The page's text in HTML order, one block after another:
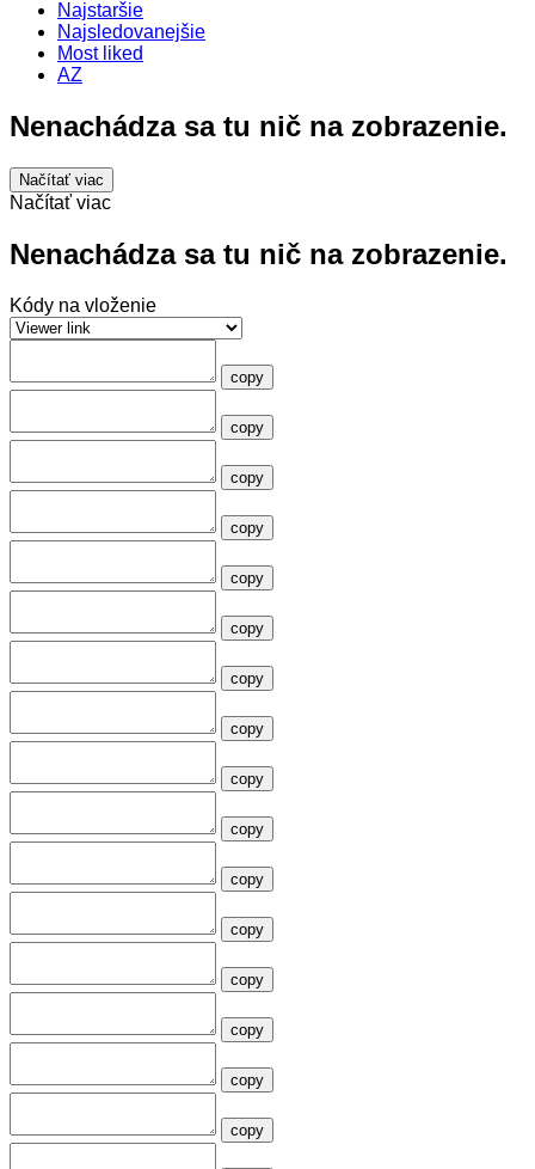
Najstaršie
Najsledovanejšie
Most liked
AZ
Nenachádza sa tu nič na zobrazenie.
Načítať viac
Načítať viac
Nenachádza sa tu nič na zobrazenie.
Kódy na vloženie
copy
copy
copy
copy
copy
copy
copy
copy
copy
copy
copy
copy
copy
copy
copy
copy